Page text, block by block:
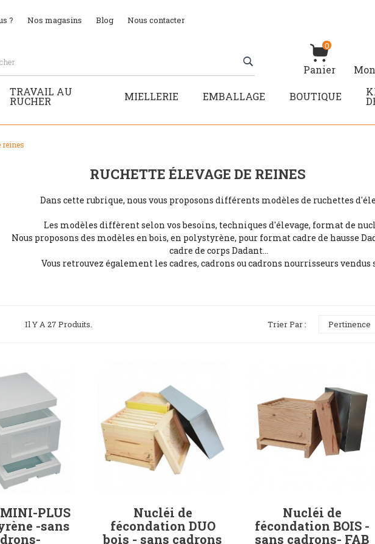
? Nos magasins Blog Nous contacter
0
Panier
TRAVAIL AU
RUCHER MIELLERIE EMBALLAGE BOUTIQUE
reines
RUCHETTE ÉLEVAGE DE REINES
Dans cette rubrique, nous vous proposons différents modèles de ruchettes
Les modèles diffèrent selon vos besoins, techniques d'élevage, format de
Nous proposons des modèles en bois, en polystyrène, pour format cadre de hausse
cadre de corps Dadant...
Vous retrouvez également les cadres, cadrons ou cadrons nourrisseurs vendus
Il Y A 27 Produits. Trier Par : Pertinence
PLUS
-sans
Nucléi de
fécondation DUO
bois - sans cadrons
Nucléi de
fécondation BOIS -
sans cadrons- FAB